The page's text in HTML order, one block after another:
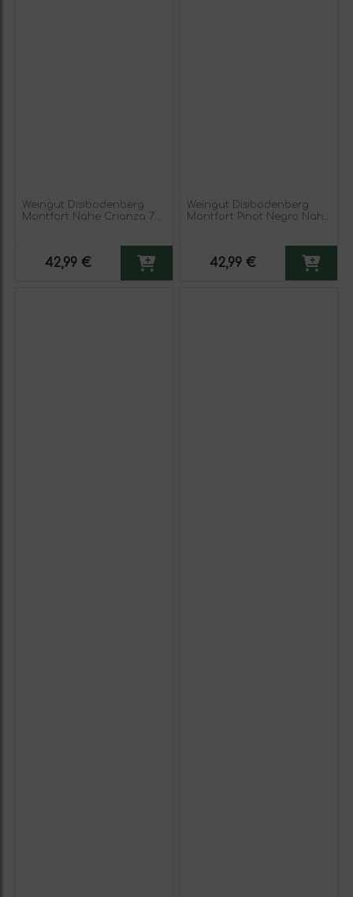
Weingut Disibodenberg
Montfort Nahe Crianza 75
42,99 €
Weingut Disibodenberg
Montfort Pinot Negro Nahe
Blanco42,99 €